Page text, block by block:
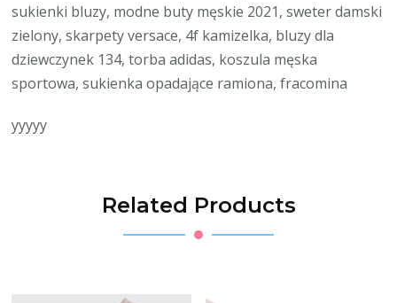
sukienki bluzy, modne buty męskie 2021, sweter damski
zielony, skarpety versace, 4f kamizelka, bluzy dla
dziewczynek 134, torba adidas, koszula męska
sportowa, sukienka opadające ramiona, fracomina
yyyyy
Related Products